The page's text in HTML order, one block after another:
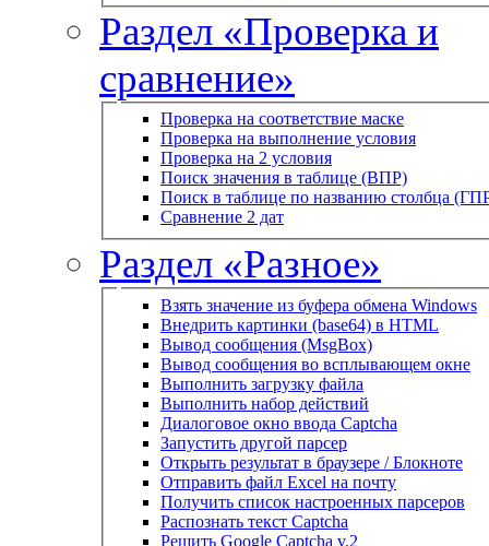
Раздел «Проверка и
сравнение»
Проверка на соответствие маске
Проверка на выполнение условия
Проверка на 2 условия
Поиск значения в таблице (ВПР)
Поиск в таблице по названию столбца
Сравнение 2 дат
Раздел «Разное»
Взять значение из буфера обмена Windows
Внедрить картинки (base64) в HTML
Вывод сообщения (MsgBox)
Вывод сообщения во всплывающем окне
Выполнить загрузку файла
Выполнить набор действий
Диалоговое окно ввода Captcha
Запустить другой парсер
Открыть результат в браузере / Блокноте
Отправить файл Excel на почту
Получить список настроенных парсеров
Распознать текст Captcha
Решить Google Captcha v.2